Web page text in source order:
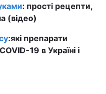
: прості рецепти,
(відео)
:які препарати
19 в Україні і